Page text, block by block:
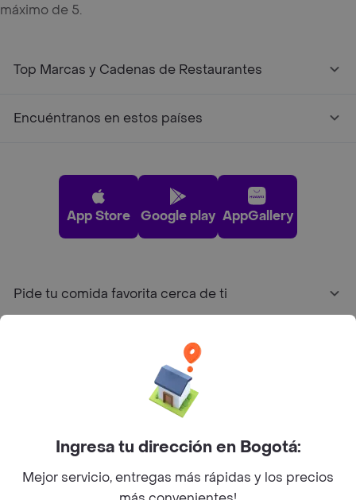
máximo de 5.
Top Marcas y Cadenas de Restaurantes
Encuéntranos en estos países
App Store Google play AppGallery
Pide tu comida favorita cerca de ti
Sobre Rappi
Facebook
TwitterInstagram
Ingresa tu dirección en Bogotá:
Mejor servicio, entregas más rápidas y los precios